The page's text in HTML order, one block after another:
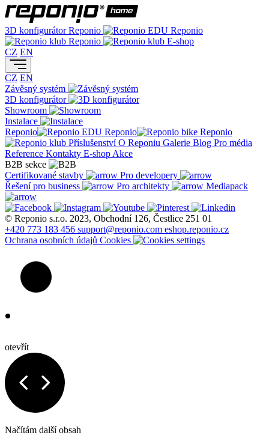
3D konfigurátorReponio
Reponio
Reponio
E-shop
CZ EN
CZ EN
Závěsný systém
3D konfigurátor
Showroom
Instalace
Reponio
Reponio
Reponio
PříslušenstvíO Reponiu Galerie Blog Pro média
Reference Kontakty E-shop Akce
B2B sekce
Certifikované stavby
Pro developery
Řešení pro business
Pro architekty Mediapack
© Reponio s.r.o. 2023, Obchodní 126, Čestlice 251 01
+420 773 183 456 support@reponio.com eshop.reponio.cz
Ochrana osobních údajů Cookies
otevřít
Načítám další obsah